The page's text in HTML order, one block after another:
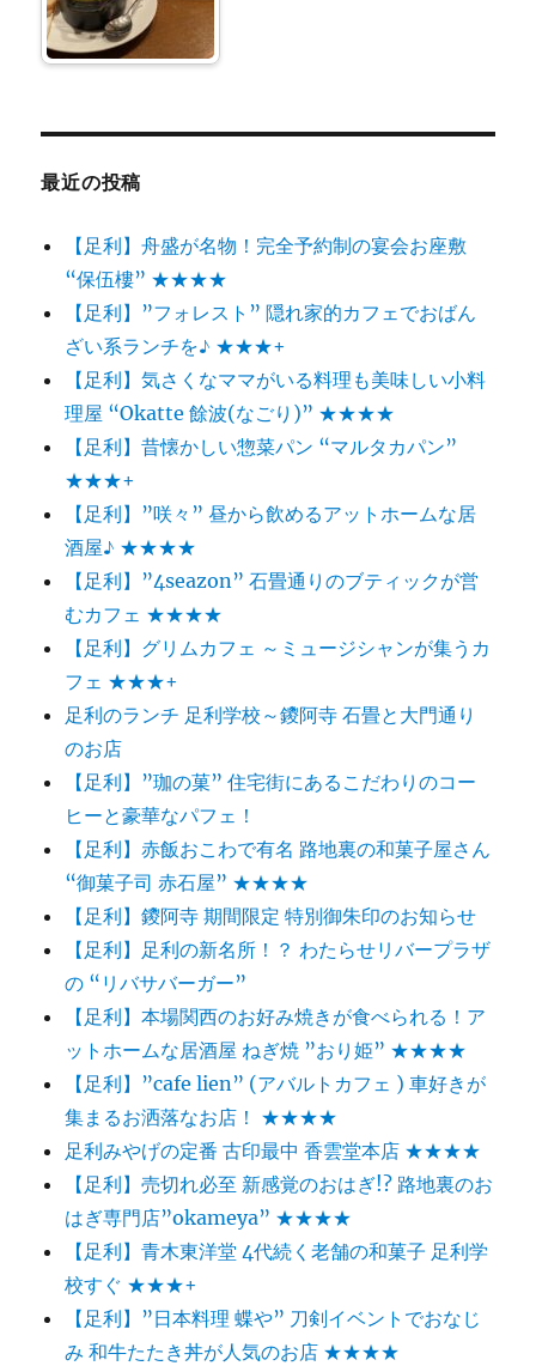
最近の投稿
【足利】舟盛が名物！完全予約制の宴会お座敷
“保伍樓” ★★★★
【足利】”フォレスト” 隠れ家的カフェでおばん
ざい系ランチを♪ ★★★+
【足利】気さくなママがいる料理も美味しい小料
理屋 “Okatte 餘波(なごり)” ★★★★
【足利】昔懐かしい惣菜パン “マルタカパン”
★★★+
【足利】”咲々” 昼から飲めるアットホームな居
酒屋♪ ★★★★
【足利】”4seazon” 石畳通りのブティックが営
むカフェ ★★★★
【足利】グリムカフェ ～ミュージシャンが集うカ
フェ ★★★+
足利のランチ 足利学校～鑁阿寺 石畳と大門通り
のお店
【足利】”珈の菓” 住宅街にあるこだわりのコー
ヒーと豪華なパフェ！
【足利】赤飯おこわで有名 路地裏の和菓子屋さん
“御菓子司 赤石屋” ★★★★
【足利】鑁阿寺 期間限定 特別御朱印のお知らせ
【足利】足利の新名所！？ わたらせリバープラザ
の “リバサバーガー”
【足利】本場関西のお好み焼きが食べられる！ア
ットホームな居酒屋 ねぎ焼 ”おり姫” ★★★★
【足利】”cafe lien” (アバルトカフェ ) 車好きが
集まるお洒落なお店！ ★★★★
足利みやげの定番 古印最中 香雲堂本店 ★★★★
【足利】売切れ必至 新感覚のおはぎ!? 路地裏のお
はぎ専門店”okameya” ★★★★
【足利】青木東洋堂 4代続く老舗の和菓子 足利学
校すぐ ★★★+
【足利】”日本料理 蝶や” 刀剣イベントでおなじ
み 和牛たたき丼が人気のお店 ★★★★